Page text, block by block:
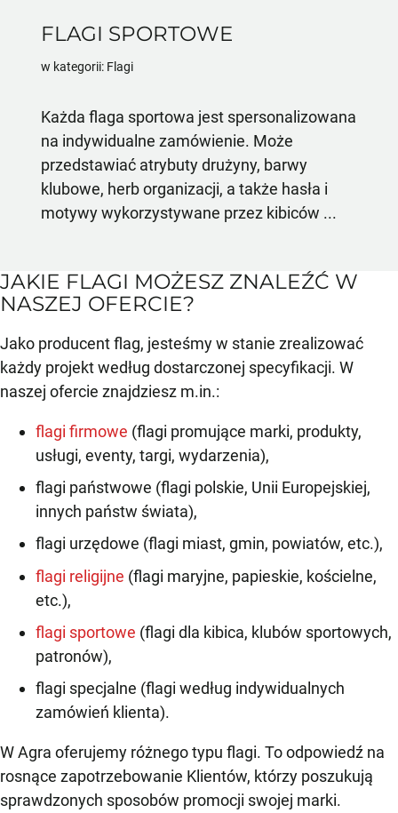
FLAGI SPORTOWE
w kategorii: Flagi
Każda flaga sportowa jest spersonalizowana
na indywidualne zamówienie. Może
przedstawiać atrybuty drużyny, barwy
klubowe, herb organizacji, a także hasła i
motywy wykorzystywane przez kibiców ...
JAKIE FLAGI MOŻESZ ZNALEŹĆ W
NASZEJ OFERCIE?
Jako producent flag, jesteśmy w stanie zrealizować
każdy projekt według dostarczonej specyfikacji. W
naszej ofercie znajdziesz m.in.:
flagi firmowe (flagi promujące marki, produkty,
usługi, eventy, targi, wydarzenia),
flagi państwowe (flagi polskie, Unii Europejskiej,
innych państw świata),
flagi urzędowe (flagi miast, gmin, powiatów, etc.),
flagi religijne (flagi maryjne, papieskie, kościelne,
etc.),
flagi sportowe (flagi dla kibica, klubów sportowych,
patronów),
flagi specjalne (flagi według indywidualnych
zamówień klienta).
W Agra oferujemy różnego typu flagi. To odpowiedź na
rosnące zapotrzebowanie Klientów, którzy poszukują
sprawdzonych sposobów promocji swojej marki.